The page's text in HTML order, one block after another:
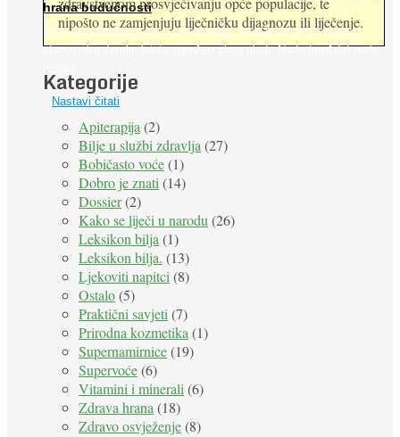
hrana budućnosti
Prema predviđanjima FAO-a do 2050. godine život 9 milijardi
stanovnika Zemlje bit će ugrožen zbog gladi. Nadu (možda) nude
Nastavi čitati
nipošto ne zamjenjuju liječničku dijagnozu ili liječenje.
Kategorije
Apiterapija (2)
Bilje u službi zdravlja (27)
Bobičasto voće(1)
Dobro je znati (14)
Dossier(2)
Kako se liječi u narodu (26)
Leksikon bilja (1)
Leksikon bilja. (13)
Ljekoviti napitci (8)
Ostalo(5)
Praktični savjeti (7)
Prirodna kozmetika (1)
Supernamirnice(19)
Supervoće(6)
Vitamini i minerali (6)
Zdrava hrana (18)
Zdravo osvježenje(8)